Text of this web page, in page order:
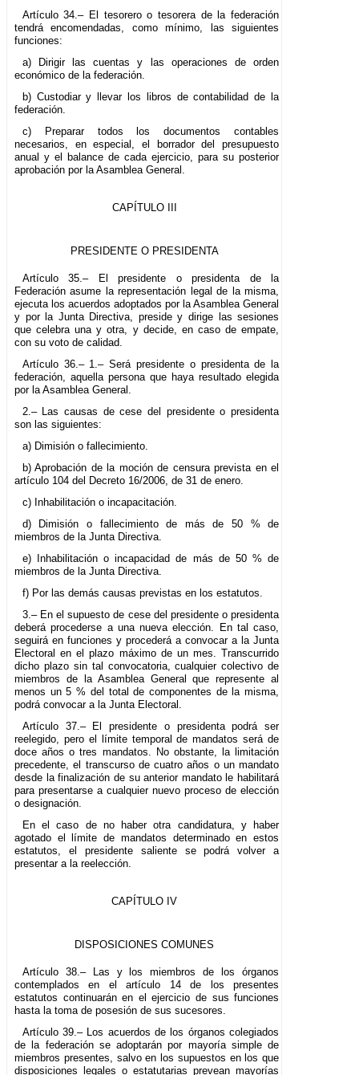
Artículo 34.– El tesorero o tesorera de la federación
tendrá encomendadas, como mínimo, las siguientes
funciones:
a) Dirigir las cuentas y las operaciones de orden
económico de la federación.
b) Custodiar y llevar los libros de contabilidad de la
federación.
c) Preparar todos los documentos contables
necesarios, en especial, el borrador del presupuesto
anual y el balance de cada ejercicio, para su posterior
aprobación por la Asamblea General.
CAPÍTULO III
PRESIDENTE O PRESIDENTA
Artículo 35.– El presidente o presidenta de la
Federación asume la representación legal de la misma,
ejecuta los acuerdos adoptados por la Asamblea General
y por la Junta Directiva, preside y dirige las sesiones
que celebra una y otra, y decide, en caso de empate,
con su voto de calidad.
Artículo 36.– 1.– Será presidente o presidenta de la
federación, aquella persona que haya resultado elegida
por la Asamblea General.
2.– Las causas de cese del presidente o presidenta
son las siguientes:
a) Dimisión o fallecimiento.
b) Aprobación de la moción de censura prevista en el
artículo 104 del Decreto 16/2006, de 31 de enero.
c) Inhabilitación o incapacitación.
d) Dimisión o fallecimiento de más de 50 % de
miembros de la Junta Directiva.
e) Inhabilitación o incapacidad de más de 50 % de
miembros de la Junta Directiva.
f) Por las demás causas previstas en los estatutos.
3.– En el supuesto de cese del presidente o presidenta
deberá procederse a una nueva elección. En tal caso,
seguirá en funciones y procederá a convocar a la Junta
Electoral en el plazo máximo de un mes. Transcurrido
dicho plazo sin tal convocatoria, cualquier colectivo de
miembros de la Asamblea General que represente al
menos un 5 % del total de componentes de la misma,
podrá convocar a la Junta Electoral.
Artículo 37.– El presidente o presidenta podrá ser
reelegido, pero el límite temporal de mandatos será de
doce años o tres mandatos. No obstante, la limitación
precedente, el transcurso de cuatro años o un mandato
desde la finalización de su anterior mandato le habilitará
para presentarse a cualquier nuevo proceso de elección
o designación.
En el caso de no haber otra candidatura, y haber
agotado el límite de mandatos determinado en estos
estatutos, el presidente saliente se podrá volver a
presentar a la reelección.
CAPÍTULO IV
DISPOSICIONES COMUNES
Artículo 38.– Las y los miembros de los órganos
contemplados en el artículo 14 de los presentes
estatutos continuarán en el ejercicio de sus funciones
hasta la toma de posesión de sus sucesores.
Artículo 39.– Los acuerdos de los órganos colegiados
de la federación se adoptarán por mayoría simple de
miembros presentes, salvo en los supuestos en los que
disposiciones legales o estatutarias prevean mayorías